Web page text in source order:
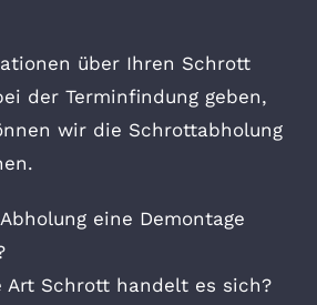
über Ihren Schrott
der Terminfindung geben,
wir die Schrottabholung
eine Demontage
Art Schrott handelt es sich?